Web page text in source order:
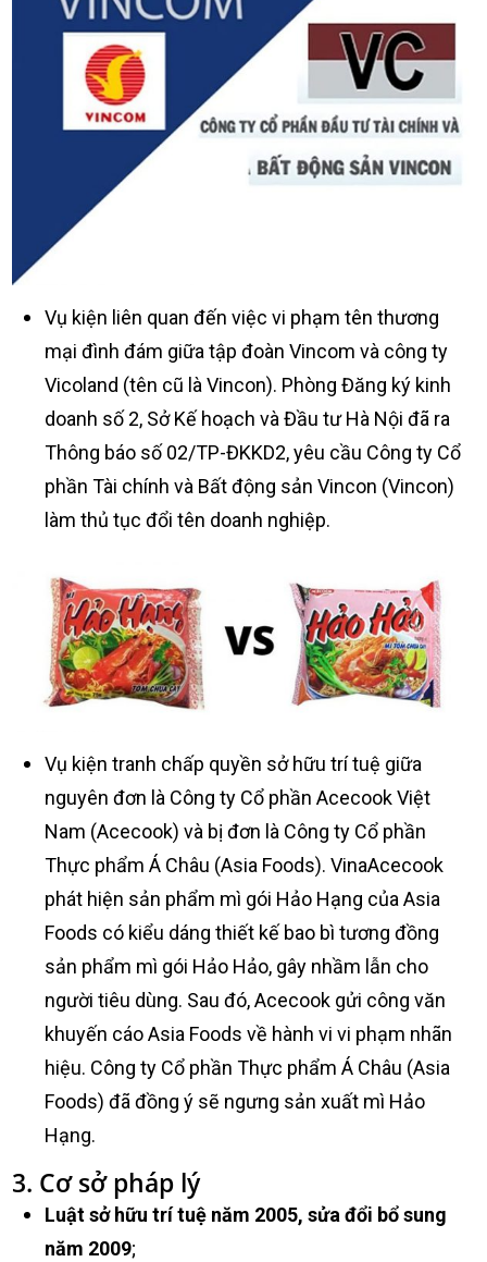
Vụ kiện liên quan đến việc vi phạm tên thương
mại đình đám giữa tập đoàn Vincom và công ty
Vicoland (tên cũ là Vincon). Phòng Đăng ký kinh
doanh số 2, Sở Kế hoạch và Đầu tư Hà Nội đã ra
Thông báo số 02/TP-ĐKKD2, yêu cầu Công ty Cổ
phần Tài chính và Bất động sản Vincon (Vincon)
làm thủ tục đổi tên doanh nghiệp.
Vụ kiện tranh chấp quyền sở hữu trí tuệ giữa
nguyên đơn là Công ty Cổ phần Acecook Việt
Nam (Acecook) và bị đơn là Công ty Cổ phần
Thực phẩm Á Châu (Asia Foods). VinaAcecook
phát hiện sản phẩm mì gói Hảo Hạng của Asia
Foods có kiểu dáng thiết kế bao bì tương đồng
sản phẩm mì gói Hảo Hảo, gây nhầm lẫn cho
người tiêu dùng. Sau đó, Acecook gửi công văn
khuyến cáo Asia Foods về hành vi vi phạm nhãn
hiệu. Công ty Cổ phần Thực phẩm Á Châu (Asia
Foods) đã đồng ý sẽ ngưng sản xuất mì Hảo
Hạng.
3. Cơ sở pháp lý
Luật sở hữu trí tuệ năm 2005, sửa đổi bổ sung
năm 2009;